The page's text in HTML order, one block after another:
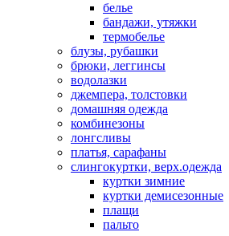
белье
бандажи, утяжки
термобелье
блузы, рубашки
брюки, леггинсы
водолазки
джемпера, толстовки
домашняя одежда
комбинезоны
лонгсливы
платья, сарафаны
слингокуртки, верх.одежда
куртки зимние
куртки демисезонные
плащи
пальто